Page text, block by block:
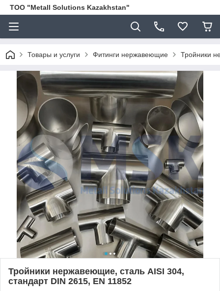
ТОО "Metall Solutions Kazakhstan"
Товары и услуги Фитинги нержавеющие Тройники
Тройники нержавеющие, сталь AISI 304,
стандарт DIN 2615, EN 11852